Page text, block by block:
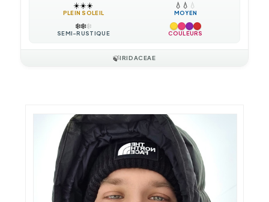
☀️☀️☀️
PLEIN SOLEIL
💧 💧 💧
MOYEN
❄️❄️❄️
SEMI-RUSTIQUE COULEURS
🍃IRIDACEAE